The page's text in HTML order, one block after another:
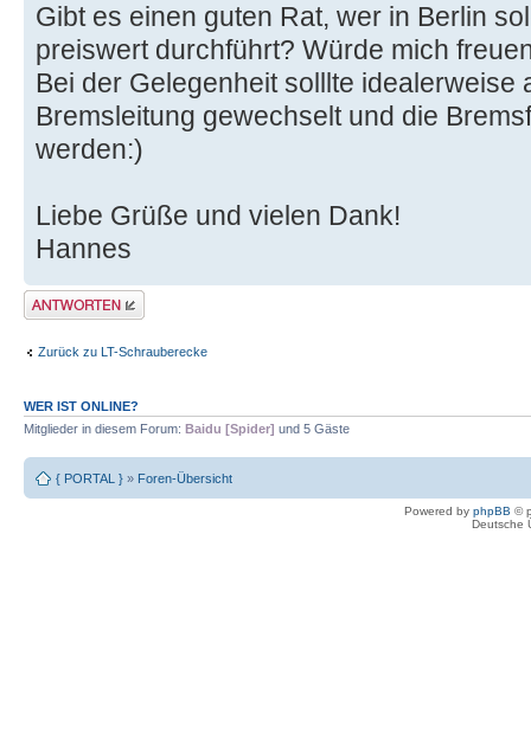
Gibt es einen guten Rat, wer in Berlin
preiswert durchführt? Würde mich
Bei der Gelegenheit solllte idealerweise
Bremsleitung gewechselt und die
werden:)
Liebe Grüße und vielen Dank!
Hannes
Antwort erstellen
Zurück zu LT-Schrauberecke
WER IST ONLINE?
Mitglieder in diesem Forum: Baidu [Spider] und 5 Gäste
{ PORTAL } » Foren-Übersicht
Powered by phpBB ©
Deutsche